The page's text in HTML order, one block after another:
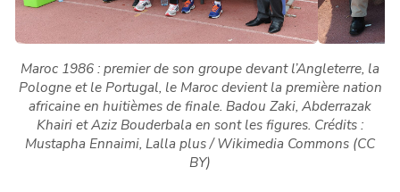
Maroc 1986 : premier de son groupe devant l’Angleterre, la
Pologne et le Portugal, le Maroc devient la première nation
africaine en huitièmes de finale. Badou Zaki, Abderrazak
Khairi et Aziz Bouderbala en sont les figures. Crédits :
Mustapha Ennaimi, Lalla plus / Wikimedia Commons (CC
BY)